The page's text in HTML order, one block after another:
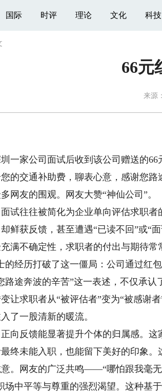
国际 时评 理论 文化 科技
66元
来源：
家公司面试后收到该公司赠送的66
的交通补助费，聊表心意，感谢您
网友的围观。网友大赞“神仙公司”。
往往被简化为企业单向评估求职者
鲜获反馈，甚至遭遇“已读不回”或“
满不确定性，求职者的付出与期待
的经历打破了这一僵局：公司通过红
路途奔波的辛苦”这一表述，不仅承
让求职者从“被评估者”变为“被感谢
了一股清新的暖流。
反馈能显著提升个体的归属感。这
终未能入职，也能留下美好的印象
。网友的广泛共鸣——“哪怕跟我毫
中平等与尊重的强烈渴望。这种基